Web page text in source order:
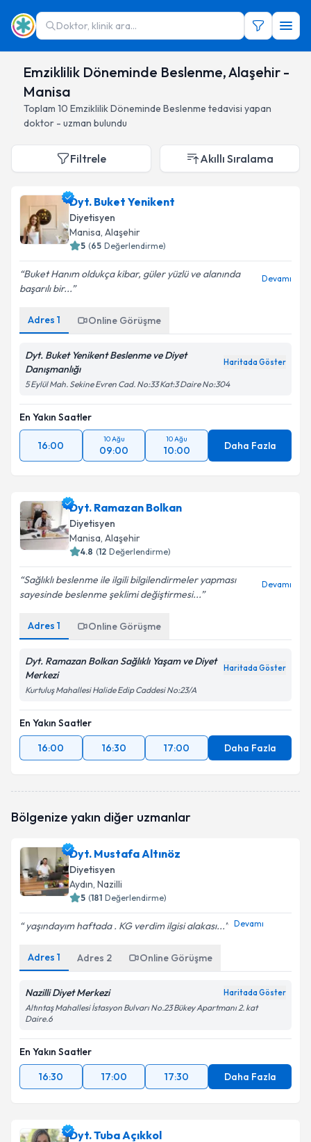
Doktor, klinik ara...
Emziklilik Döneminde Beslenme, Alaşehir -
Manisa
Toplam 10 Emziklilik Döneminde Beslenme tedavisi yapan
doktor - uzman bulundu
Filtrele Akıllı Sıralama
Dyt. Buket Yenikent
Diyetisyen
Manisa, Alaşehir
5 (65 Değerlendirme)
Buket Hanım oldukça kibar, güler yüzlü ve alanında
başarılı bir...
Devamı
Adres 1 Online Görüşme
Dyt. Buket Yenikent Beslenme ve Diyet
Danışmanlığı
Haritada Göster
5 Eylül Mah. Sekine Evren Cad. No:33 Kat:3 Daire No:304
En Yakın Saatler
16:00
10 Ağu
09:00
10 Ağu
10:00 Daha Fazla
Dyt. Ramazan Bolkan
Diyetisyen
Manisa, Alaşehir
4.8 (12 Değerlendirme)
Sağlıklı beslenme ile ilgili bilgilendirmeler yapması
sayesinde beslenme şeklimi değiştirmesi...
Devamı
Adres 1 Online Görüşme
Dyt. Ramazan Bolkan Sağlıklı Yaşam ve Diyet
Merkezi
Haritada Göster
Kurtuluş Mahallesi Halide Edip Caddesi No:23/A
En Yakın Saatler
16:00
16:30 17:00 Daha Fazla
Bölgenize yakın diğer uzmanlar
Dyt. Mustafa Altınöz
Diyetisyen
Aydın, Nazilli
5 (181 Değerlendirme)
yaşındayım haftada . KG verdim ilgisi alakası... Devamı
Adres 1 Adres 2 Online Görüşme
Nazilli Diyet Merkezi Haritada Göster
Altıntaş Mahallesi İstasyon Bulvarı No.23 Bükey Apartmanı 2. kat
Daire.6
En Yakın Saatler
16:30
17:00 17:30 Daha Fazla
Dyt. Tuba Açıkkol